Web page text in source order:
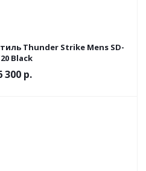
Thunder Strike Mens SD-
Black
300 р.